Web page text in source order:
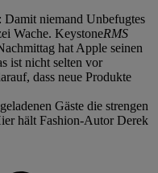
niemand Unbefugtes
Wache. KeystoneRMS
hat Apple seinen
ist nicht selten vor
dass neue Produkte
Gäste die strengen
hält Fashion-Autor Derek